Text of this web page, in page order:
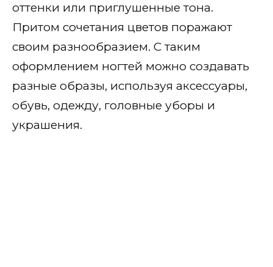
оттенки или приглушенные тона.
Притом сочетания цветов поражают
своим разнообразием. С таким
оформлением ногтей можно создавать
разные образы, используя аксессуары,
обувь, одежду, головные уборы и
украшения.